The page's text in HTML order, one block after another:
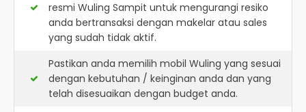
resmi Wuling Sampit untuk mengurangi resiko
anda bertransaksi dengan makelar atau sales
yang sudah tidak aktif.
Pastikan anda memilih mobil Wuling yang sesuai
dengan kebutuhan / keinginan anda dan yang
telah disesuaikan dengan budget anda.